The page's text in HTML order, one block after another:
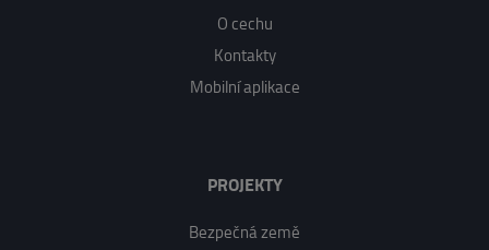
O cechu
Kontakty
Mobilní aplikace
PROJEKTY
Bezpečná země